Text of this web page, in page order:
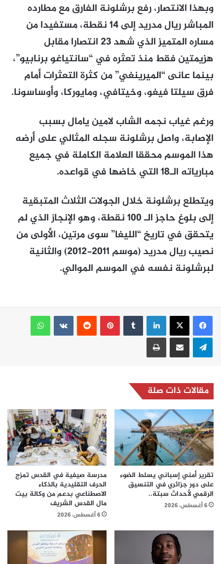
وبهذا الانتصار، رفع برشلونة الفارق مع مطارده
المباشر ريال مدريد إلى 14 نقطة، مستفيدا من
مساره المتميز الذي شهد 23 انتصارا مقابل
هزيمتين فقط منذ تعثره في “سانتياغو برنابيو”،
بينما عانى “الميرينغي” من كثرة التعثرات أمام
فرق سيلتا فيغو، وخيتافي، ومايوركا، وأوساسونا.
ورغم غياب نجمه الشاب لامين يامال بسبب
الإصابة، واصل برشلونة سجله المثالي على أرضه
هذا الموسم محققا العلامة الكاملة في جميع
مبارياته الـ18 التي خاضها في قواعده.
ويتطلع برشلونة خلال الجولات الثلاث المتبقية
إلى بلوغ حاجز الـ 100 نقطة، وهو الإنجاز الذي لم
يتحقق في تاريخ “الليغا” سوى مرتين، الأولى من
نصيب ريال مدريد (موسم 2011-2012) والثانية
لبرشلونة نفسه في الموسم الموالي.
لينكدإن بينتيريست
واتساب
تيلقرام مشاركة عبر البريد طباعة
مقالات ذات صلة
تقرير أمني إسباني يسلط الضوء
على دور جزائري في التنسيق
الرقمي لأحداث سبتة..
6 أغسطس، 2026
مدرسة صيفية في القدس تمزج
الحرف التقليدية بالذكاء
الاصطناعي بدعم من وكالة بيت
مال القدس الشريف
6 أغسطس، 2026